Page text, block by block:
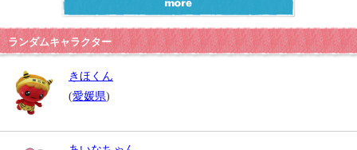
ランダムキャラクター
きほくん
(愛媛県)